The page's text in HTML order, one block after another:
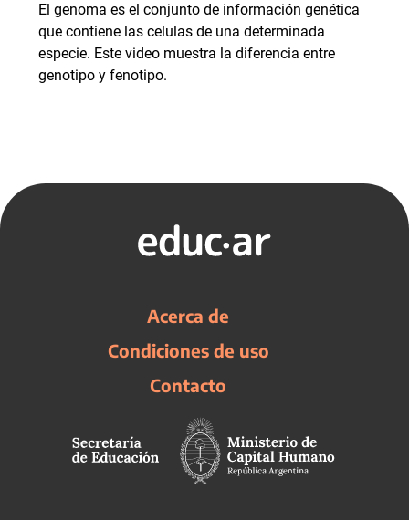
El genoma es el conjunto de información genética
que contiene las celulas de una determinada
especie. Este video muestra la diferencia entre
genotipo y fenotipo.
Acerca de
Condiciones de uso
Contacto